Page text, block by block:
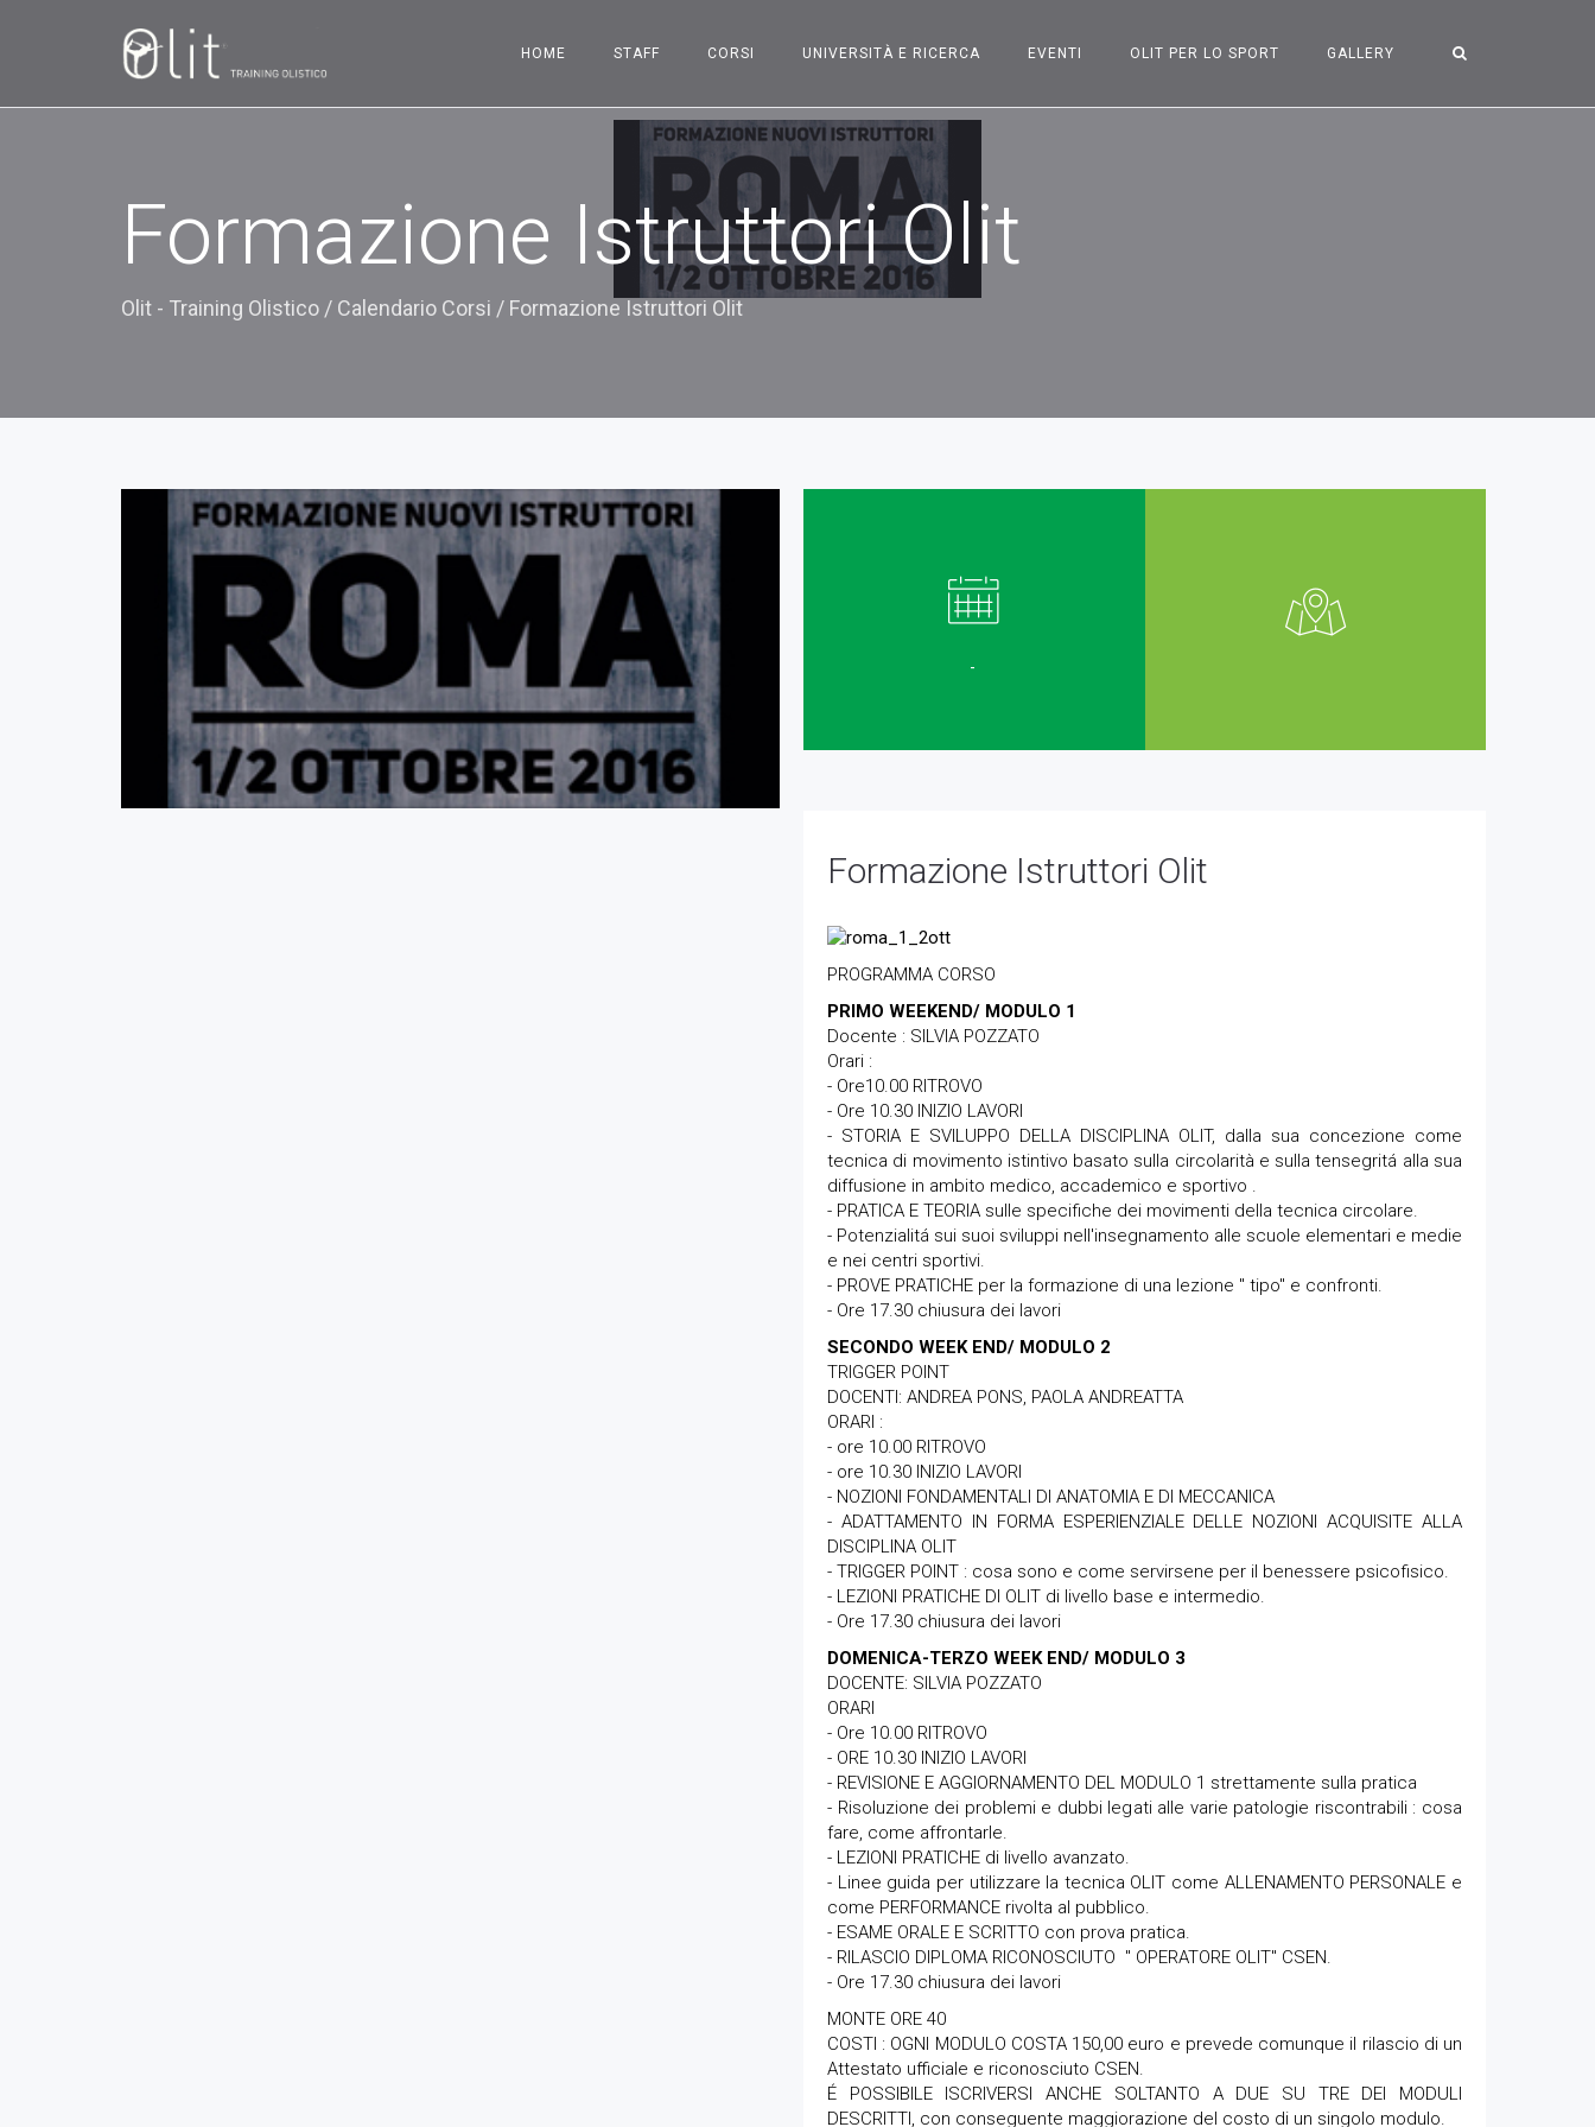
HOME STAFF CORSI UNIVERSITÀ E RICERCA EVENTI OLIT PER LO SPORT GALLERY
Formazione Istruttori Olit
Olit - Training Olistico / Calendario Corsi / Formazione Istruttori Olit
-
Formazione Istruttori Olit
PROGRAMMA CORSO
PRIMO WEEKEND/ MODULO 1
Docente : SILVIA POZZATO
Orari :
- Ore10.00 RITROVO
- Ore 10.30 INIZIO LAVORI
- STORIA E SVILUPPO DELLA DISCIPLINA OLIT, dalla sua concezione come
tecnica di movimento istintivo basato sulla circolarità e sulla tensegritá alla sua
diffusione in ambito medico, accademico e sportivo .
- PRATICA E TEORIA sulle specifiche dei movimenti della tecnica circolare.
- Potenzialitá sui suoi sviluppi nell'insegnamento alle scuole elementari e medie
e nei centri sportivi.
- PROVE PRATICHE per la formazione di una lezione " tipo" e confronti.
- Ore 17.30 chiusura dei lavori
SECONDO WEEK END/ MODULO 2
TRIGGER POINT
DOCENTI: ANDREA PONS, PAOLA ANDREATTA
ORARI :
- ore 10.00 RITROVO
- ore 10.30 INIZIO LAVORI
- NOZIONI FONDAMENTALI DI ANATOMIA E DI MECCANICA
- ADATTAMENTO IN FORMA ESPERIENZIALE DELLE NOZIONI ACQUISITE ALLA
DISCIPLINA OLIT
- TRIGGER POINT : cosa sono e come servirsene per il benessere psicofisico.
- LEZIONI PRATICHE DI OLIT di livello base e intermedio.
- Ore 17.30 chiusura dei lavori
DOMENICA-TERZO WEEK END/ MODULO 3
DOCENTE: SILVIA POZZATO
ORARI
- Ore 10.00 RITROVO
- ORE 10.30 INIZIO LAVORI
- REVISIONE E AGGIORNAMENTO DEL MODULO 1 strettamente sulla pratica
- Risoluzione dei problemi e dubbi legati alle varie patologie riscontrabili : cosa
fare, come affrontarle.
- LEZIONI PRATICHE di livello avanzato.
- Linee guida per utilizzare la tecnica OLIT come ALLENAMENTO PERSONALE e
come PERFORMANCE rivolta al pubblico.
- ESAME ORALE E SCRITTO con prova pratica.
- RILASCIO DIPLOMA RICONOSCIUTO " OPERATORE OLIT" CSEN.
- Ore 17.30 chiusura dei lavori
MONTE ORE 40
COSTI : OGNI MODULO COSTA 150,00 euro e prevede comunque il rilascio di un
Attestato ufficiale e riconosciuto CSEN.
É POSSIBILE ISCRIVERSI ANCHE SOLTANTO A DUE SU TRE DEI MODULI
DESCRITTI, con conseguente maggiorazione del costo di un singolo modulo.